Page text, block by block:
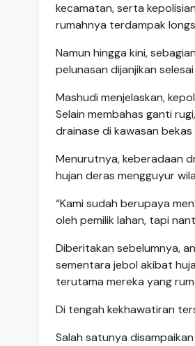
kecamatan, serta
rumahnya terdampak
Namun hingga kini,
pelunasan dijanjikan
Mashudi menjelaskan,
Selain membahas ganti
drainase di kawasan bekas
Menurutnya, keberadaan
hujan deras mengguyur
“Kami sudah berupaya
oleh pemilik lahan, tapi
Diberitakan sebelumnya,
sementara jebol akibat
terutama mereka yang
Di tengah kekhawatiran
Salah satunya